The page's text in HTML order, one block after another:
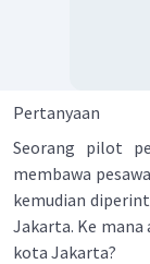
Pertanyaan
Seorang pilot
membawa
kemudian
Jakarta. Ke mana
kota Jakarta?